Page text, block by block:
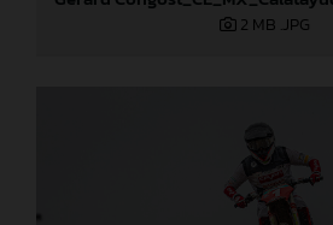
2 MB .JPG